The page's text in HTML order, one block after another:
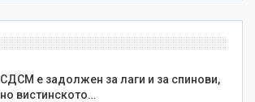
СДСМ е задолжен за лаги и за спинови,
но вистинското…